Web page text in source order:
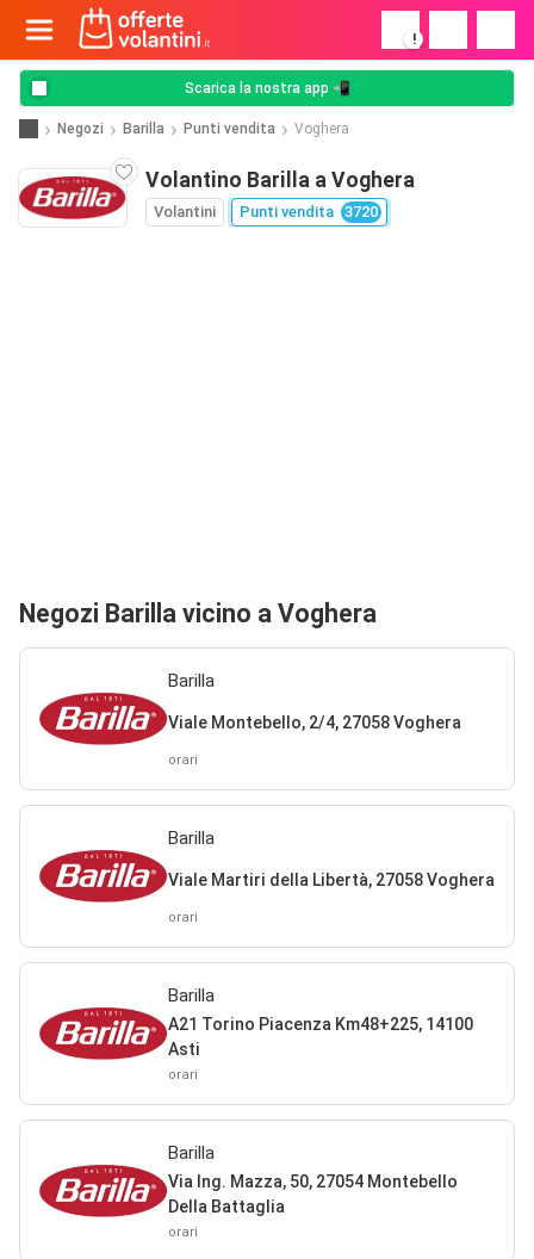
!
Scarica la nostra app 📲
Negozi Barilla Punti vendita Voghera
Volantino Barilla a Voghera
Volantini Punti vendita 3720
Negozi Barilla vicino a Voghera
Barilla
Viale Montebello, 2/4, 27058 Voghera
orari
Barilla
Viale Martiri della Libertà, 27058 Voghera
orari
Barilla
A21 Torino Piacenza Km48+225, 14100
Asti
orari
Barilla
Via Ing. Mazza, 50, 27054 Montebello
Della Battaglia
orari